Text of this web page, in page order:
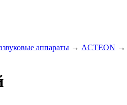
аппараты → ACTEON →